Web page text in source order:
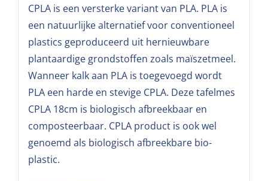
CPLA is een versterke variant van PLA. PLA is
een natuurlijke alternatief voor conventioneel
plastics geproduceerd uit hernieuwbare
plantaardige grondstoffen zoals maïszetmeel.
Wanneer kalk aan PLA is toegevoegd wordt
PLA een harde en stevige CPLA. Deze tafelmes
CPLA 18cm is biologisch afbreekbaar en
composteerbaar. CPLA product is ook wel
genoemd als biologisch afbreekbare bio-
plastic.